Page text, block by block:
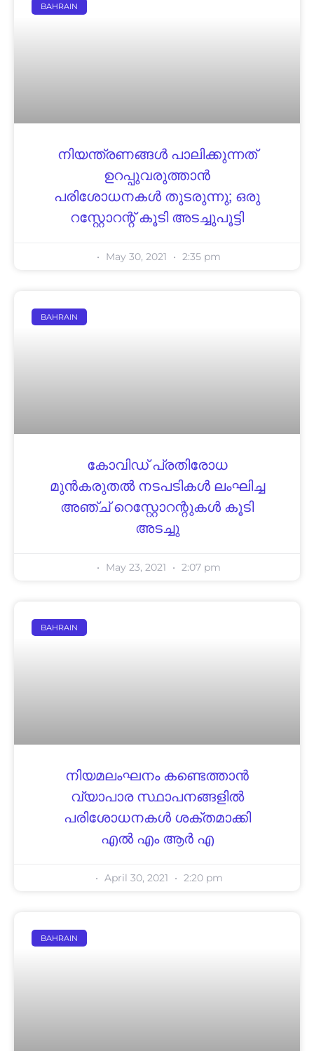
BAHRAIN
നിയന്ത്രണങ്ങൾ പാലിക്കുന്നത്
ഉറപ്പുവരുത്താൻ
പരിശോധനകൾ തുടരുന്നു; ഒരു
റസ്റ്റോറന്റ് കൂടി അടച്ചുപൂട്ടി
May 30, 2021 2:35 pm
BAHRAIN
കോവിഡ് പ്രതിരോധ
മുൻകരുതൽ നടപടികൾ ലംഘിച്ച
അഞ്ച് റെസ്റ്റോറന്റുകൾ കൂടി
അടച്ചു
May 23, 2021 2:07 pm
BAHRAIN
നിയമലംഘനം കണ്ടെത്താൻ
വ്യാപാര സ്ഥാപനങ്ങളിൽ
പരിശോധനകൾ ശക്തമാക്കി
എൽ എം ആർ എ
April 30, 2021 2:20 pm
BAHRAIN